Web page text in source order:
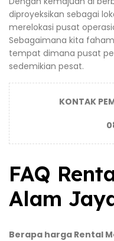
diproyeksikan sebagai
merelokasi pusat
Sebagaimana kita
tempat dimana pusat
sedemikian pesat.
KONTAK
FAQ
Alam
Berapa harga Rental